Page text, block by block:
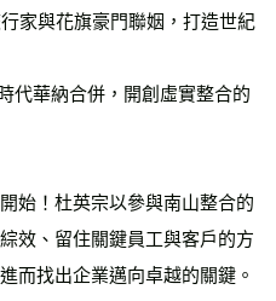
家與花旗豪門聯姻，打造世紀
代華納合併，開創虛實整合的
始！杜英宗以參與南山整合的
效、留住關鍵員工與客戶的方
而找出企業邁向卓越的關鍵。